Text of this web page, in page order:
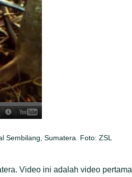
Sembilang, Sumatera. Foto: ZSL
Video ini adalah video pertama